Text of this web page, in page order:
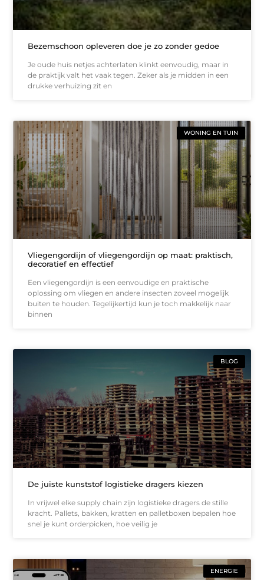
Bezemschoon opleveren doe je zo zonder gedoe
Je oude huis netjes achterlaten klinkt eenvoudig, maar in
de praktijk valt het vaak tegen. Zeker als je midden in een
drukke verhuizing zit en
WONING EN TUIN
Vliegengordijn of vliegengordijn op maat: praktisch,
decoratief en effectief
Een vliegengordijn is een eenvoudige en praktische
oplossing om vliegen en andere insecten zoveel mogelijk
buiten te houden. Tegelijkertijd kun je toch makkelijk naar
binnen
BLOG
De juiste kunststof logistieke dragers kiezen
In vrijwel elke supply chain zijn logistieke dragers de stille
kracht. Pallets, bakken, kratten en palletboxen bepalen hoe
snel je kunt orderpicken, hoe veilig je
ENERGIE